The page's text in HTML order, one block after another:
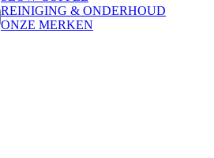
REINIGING & ONDERHOUD
ONZE MERKEN